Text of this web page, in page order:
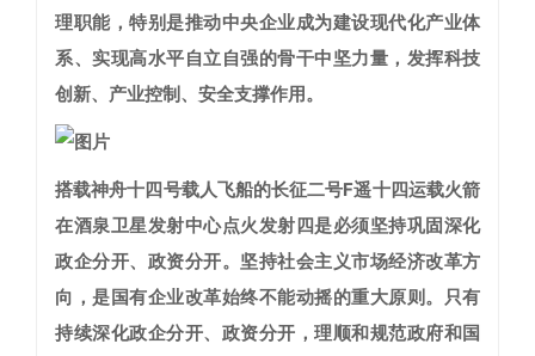
理职能，特别是推动中央企业成为建设现代化产业体
系、实现高水平自立自强的骨干中坚力量，发挥科技
创新、产业控制、安全支撑作用。
搭载神舟十四号载人飞船的长征二号F遥十四运载火箭
在酒泉卫星发射中心点火发射四是必须坚持巩固深化
政企分开、政资分开。 坚持社会主义市场经济改革方
向，是国有企业改革始终不能动摇的重大原则。只有
持续深化政企分开、政资分开，理顺和规范政府和国